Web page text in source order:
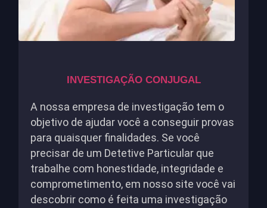
INVESTIGAÇÃO CONJUGAL
A nossa empresa de investigação tem o
objetivo de ajudar você a conseguir provas
para quaisquer finalidades. Se você
precisar de um Detetive Particular que
trabalhe com honestidade, integridade e
comprometimento, em nosso site você vai
descobrir como é feita uma investigação